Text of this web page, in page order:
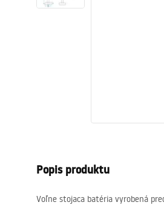
Vaňa so zástenou
Popis produktu
Voľne stojaca batéria vyrobená